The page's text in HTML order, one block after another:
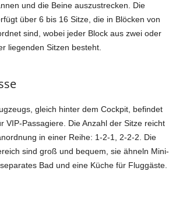
und die Beine auszustrecken. Die
über 6 bis 16 Sitze, die in Blöcken von
sind, wobei jeder Block aus zwei oder
liegenden Sitzen besteht.
gleich hinter dem Cockpit, befindet
VIP-Passagiere. Die Anzahl der Sitze reicht
in einer Reihe: 1-2-1, 2-2-2. Die
sind groß und bequem, sie ähneln Mini-
Bad und eine Küche für Fluggäste.